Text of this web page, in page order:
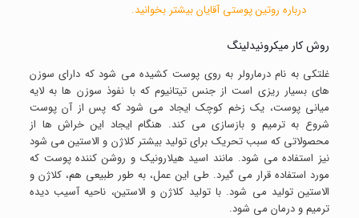
دربارهروتین پوستی آقایانبیشتر بخوانید.
روش کار میکرونیدلینگ
غلتکی به نام درمارولر به روی پوست کشیده می شود که دارای سوزن
های بسیار ریزی است از جنس تیتانیوم که با نفوذ سوزن ها به لایه
میانی پوست، یک زخم کوچک ایجاد می شود که پس از آن پوست
شروع به ترمیم و بازسازی می کند. هنگام ایجاد این خراش ها از
محصولاتی که سبب تحریک برای تولید بیشتر کلاژن و الاستین می شود
نیز استفاده می شود. مانند اسید هیلارونیک و روشن کننده پوست که
مورد استفاده قرار می گیرد. طی این عمل، به طور طبیعی هم، کلاژن و
الاستین تولید می شود. با تولید کلاژن و الاستین، ناحیه آسیب دیده
ترمیم و درمان می شود.